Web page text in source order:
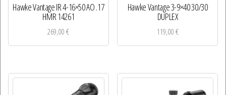
Hawke Vantage IR 4-16×50 AO .17
HMR 14261
269,00€
Hawke Vantage 3-9×40 30/30
DUPLEX
119,00€